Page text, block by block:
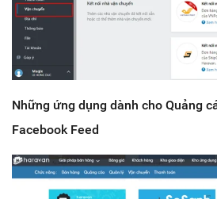
Những ứng dụng dành cho Quảng
Facebook Feed